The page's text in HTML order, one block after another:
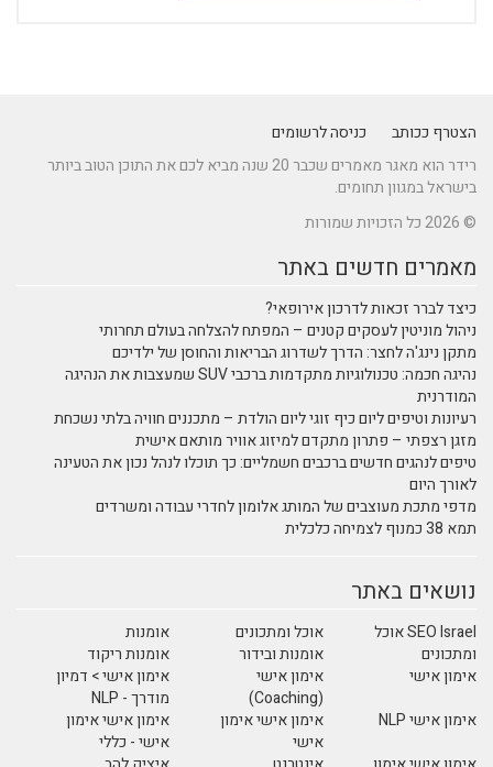
הצטרף ככותב
כניסה לרשומים
רידר הוא מאגר מאמרים שכבר 20 שנה מביא לכם את התוכן הטוב ביותר
בישראל במגוון תחומים.
© 2026 כל הזכויות שמורות
מאמרים חדשים באתר
כיצד לברר זכאות לדרכון אירופאי?
ניהול מוניטין לעסקים קטנים – המפתח להצלחה בעולם תחרותי
מתקן נינג'ה לחצר: הדרך לשדרוג הבריאות והחוסן של ילדיכם
נהיגה חכמה: טכנולוגיות מתקדמות ברכבי SUV שמעצבות את הנהיגה
המודרנית
רעיונות וטיפים ליום כיף זוגי ליום הולדת – מתכננים חוויה בלתי נשכחת
מזגן רצפתי – פתרון מתקדם למיזוג אוויר מותאם אישית
טיפים לנהגים חדשים ברכבים חשמליים: כך תוכלו לנהל נכון את הטעינה
לאורך היום
מדפי מתכת מעוצבים של המותג אלומון לחדרי עבודה ומשרדים
תמא 38 כמנוף לצמיחה כלכלית
נושאים באתר
SEO Israel אוכל
ומתכונים
אוכל ומתכונים
אומנות
אומנות ובידור
אומנות ריקוד
אימון אישי
אימון אישי
(Coaching)
אימון אישי > דמיון
מודרך - NLP
אימון אישי NLP
אימון אישי אימון
אישי
אימון אישי אימון
אישי - כללי